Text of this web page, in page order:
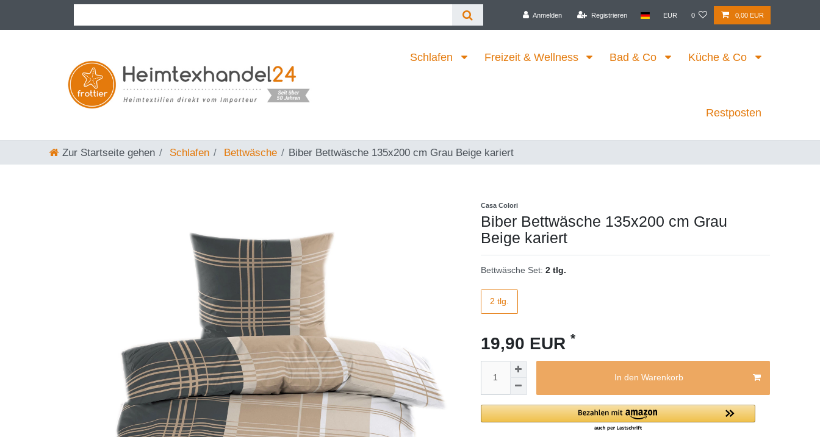
Anmelden Registrieren EUR 0 0,00 EUR
Schlafen Freizeit & Wellness Bad & Co Küche & Co
Restposten
Zur Startseite gehen Schlafen Bettwäsche Biber Bettwäsche 135x200 cm Grau Beige kariert
Casa Colori
Biber Bettwäsche 135x200 cm Grau
Beige kariert
Bettwäsche Set: 2 tlg.
2 tlg.
19,90 EUR *
In den Warenkorb